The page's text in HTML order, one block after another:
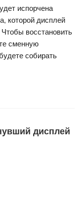
испорчена
которой дисплей
Чтобы восстановить
сменную
собирать
дисплей